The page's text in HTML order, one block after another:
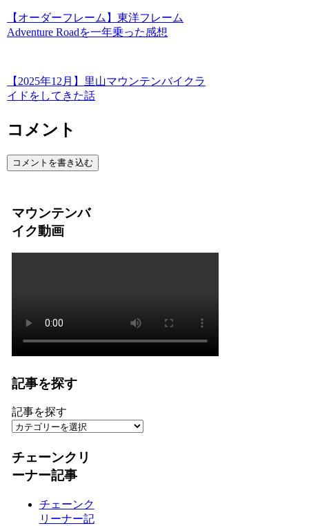
【オーダーフレーム】東洋フレーム
Adventure Roadを一年乗った感想
【2025年12月】里山マウンテンバイクラ
イドをしてきた話
コメント
コメントを書き込む
マウンテンバ
イク動画
記事を探す
記事を探す
チェーンクリ
ーナー記事
チェーンク
リーナー記